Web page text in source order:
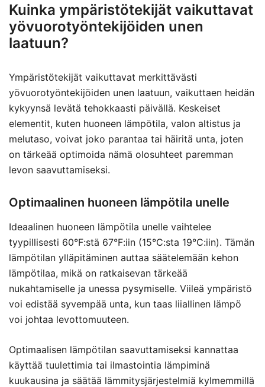
Kuinka ympäristötekijät vaikuttavat
yövuorotyöntekijöiden unen
laatuun?
Ympäristötekijät vaikuttavat merkittävästi
yövuorotyöntekijöiden unen laatuun, vaikuttaen heidän
kykyynsä levätä tehokkaasti päivällä. Keskeiset
elementit, kuten huoneen lämpötila, valon altistus ja
melutaso, voivat joko parantaa tai häiritä unta, joten
on tärkeää optimoida nämä olosuhteet paremman
levon saavuttamiseksi.
Optimaalinen huoneen lämpötila unelle
Ideaalinen huoneen lämpötila unelle vaihtelee
tyypillisesti 60°F:stä 67°F:iin (15°C:sta 19°C:iin). Tämän
lämpötilan ylläpitäminen auttaa säätelemään kehon
lämpötilaa, mikä on ratkaisevan tärkeää
nukahtamiselle ja unessa pysymiselle. Viileä ympäristö
voi edistää syvempää unta, kun taas liiallinen lämpö
voi johtaa levottomuuteen.
Optimaalisen lämpötilan saavuttamiseksi kannattaa
käyttää tuulettimia tai ilmastointia lämpiminä
kuukausina ja säätää lämmitysjärjestelmiä kylmemmillä